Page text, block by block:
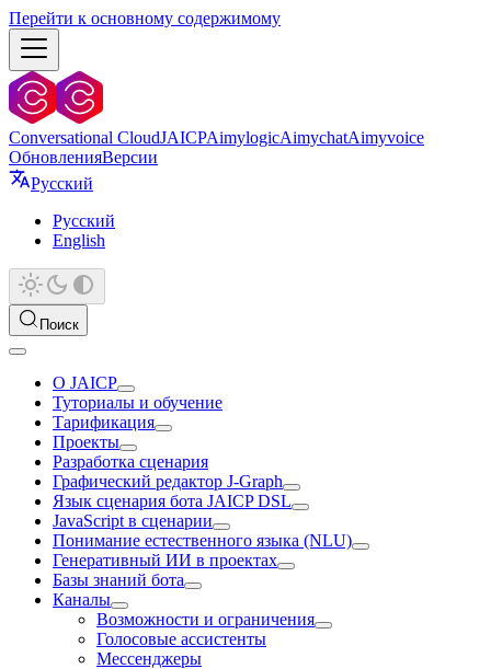
Перейти к основному содержимому
Conversational CloudJAICPAimylogicAimychatAimyvoice
ОбновленияВерсии
Русский
Русский
English
Поиск
О JAICP
Туториалы и обучение
Тарификация
Проекты
Разработка сценария
Графический редактор J‑Graph
Язык сценария бота JAICP DSL
JavaScript в сценарии
Понимание естественного языка (NLU)
Генеративный ИИ в проектах
Базы знаний бота
Каналы
Возможности и ограничения
Голосовые ассистенты
Мессенджеры